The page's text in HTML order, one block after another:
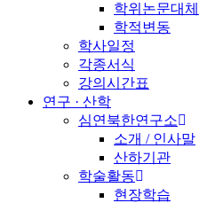
학위논문대체
학적변동
학사일정
각종서식
강의시간표
연구 · 산학
심연북한연구소
소개 / 인사말
산하기관
학술활동
현장학습